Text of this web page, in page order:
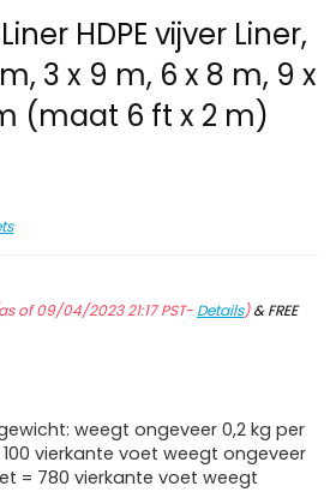
HDPE vijver Liner,
3 x 9 m, 6 x 8 m, 9 x
(maat 6 ft x 2 m)
of 09/04/2023 21:17 PST- Details)&FREE
weegt ongeveer 0,2 kg per
vierkante voet weegt ongeveer
= 780 vierkante voet weegt